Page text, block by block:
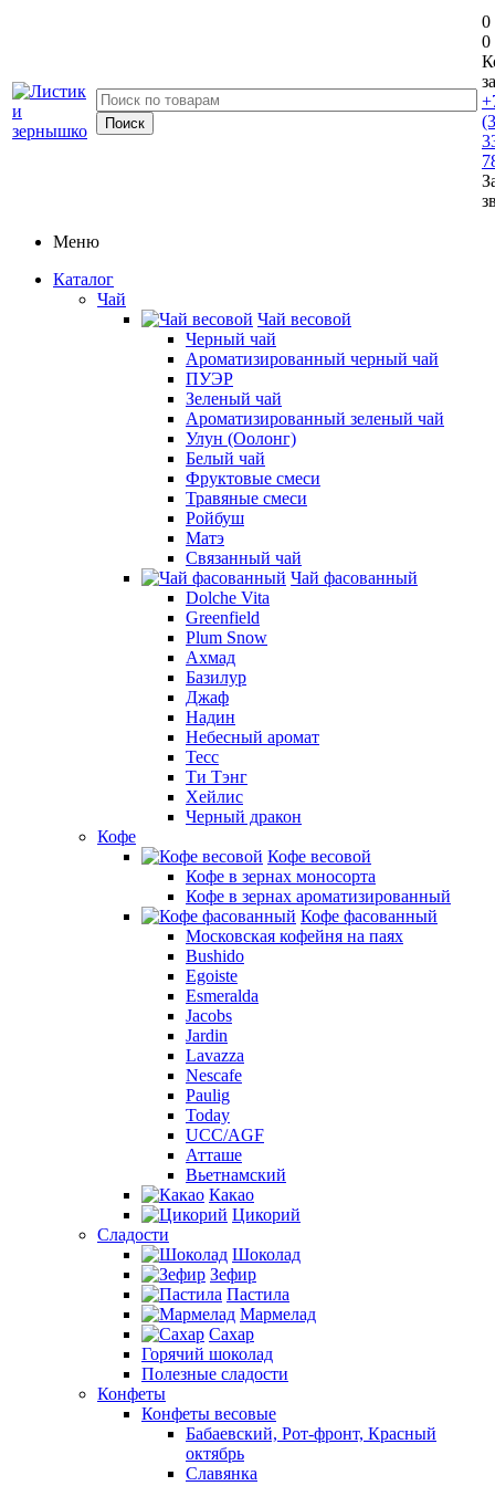
0
0
Меню
Каталог
Чай
Чай весовой
Черный чай
Ароматизированный черный чай
ПУЭР
Зеленый чай
Ароматизированный зеленый чай
Улун (Оолонг)
Белый чай
Фруктовые смеси
Травяные смеси
Ройбуш
Матэ
Связанный чай
Чай фасованный
Dolche Vita
Greenfield
Plum Snow
Ахмад
Базилур
Джаф
Надин
Небесный аромат
Тесс
Ти Тэнг
Хейлис
Черный дракон
Кофе
Кофе весовой
Кофе в зернах моносорта
Кофе в зернах ароматизированный
Кофе фасованный
Московская кофейня на паях
Bushido
Egoiste
Esmeralda
Jacobs
Jardin
Lavazza
Nescafe
Paulig
Today
UCC/AGF
Атташе
Вьетнамский
Какао
Цикорий
Сладости
Шоколад
Зефир
Пастила
Мармелад
Сахар
Горячий шоколад
Полезные сладости
Конфеты
Конфеты весовые
Бабаевский, Рот-фронт, Красный
октябрь
Славянка